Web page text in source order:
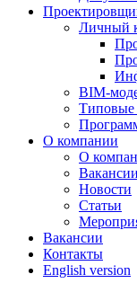
Личный
BIM-
Типовые
О компании
О
Вакансии
Новости
Статьи
Вакансии
Контакты
English version